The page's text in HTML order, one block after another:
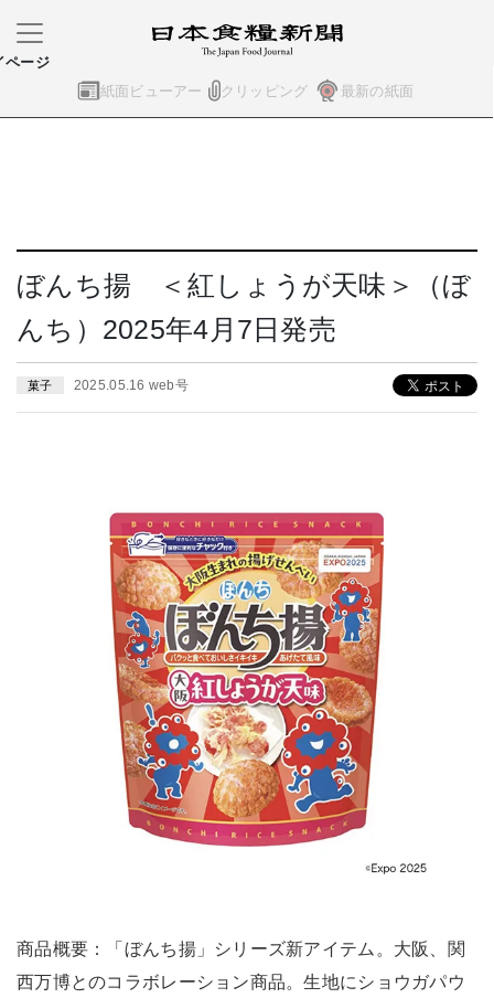
紙面ビューアー クリッピング 最新の紙面
ページ
ぼんち揚 ＜紅しょうが天味＞（ぼ
んち）2025年4月7日発売
菓子 2025.05.16 web号
商品概要：「ぼんち揚」シリーズ新アイテム。大阪、関
西万博とのコラボレーション商品。生地にショウガパウ